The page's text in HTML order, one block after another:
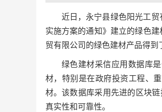
近日，永宁县绿色阳光工
实施方案的通知》建立的绿色
贸有限公司的绿色建材产品得到
绿色建材采信应用数据库
材，特别是在政府投资工程、
材。该数据库采用先进的区块
真实性和可靠性。